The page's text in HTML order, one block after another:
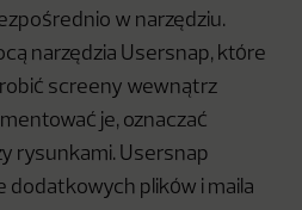
w narzędziu.
narzędzia Usersnap, które
screeny wewnątrz
je, oznaczać
rysunkami. Usersnap
dodatkowych plików i maila